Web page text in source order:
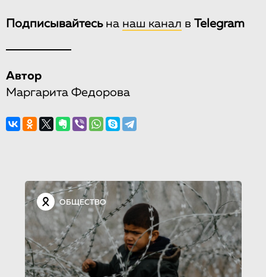
Подписывайтесьна наш канал в Telegram
Автор
Маргарита Федорова
ОБЩЕСТВО